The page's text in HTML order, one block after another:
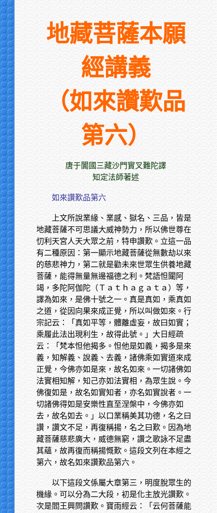
地藏菩薩本願
經講義
（如來讚歎品
第六）
唐于闐國三藏沙門實叉難陀譯
知定法師著述
如來讚歎品第六
上文所說業緣、業感、獄名、三品，皆是
地藏菩薩不可思議大威神勢力，所以佛世尊在
忉利天宮人天大眾之前，特申讚歎。立這一品
有二種原因：第一顯示地藏菩薩從無數劫以來
的慈悲神力，第二就是勸未來世眾生供養地藏
菩薩，能得無量無邊福德之利。梵語怛闥阿
竭，多陀阿伽陀（Ｔａｔｈａｇａｔａ）等，
譯為如來，是佛十號之一。真是真如，乘真如
之道，從因向果來成正覺，所以叫做如來。行
宗記云：「真如平等，體離虛妄，故曰如實；
乘履此法出現利生，故得此號。」大日經疏
云：「梵本怛他揭多。怛他是如義，揭多是來
義，知解義、說義、去義，諸佛乘如實道來成
正覺，今佛亦如是來，故名如來。一切諸佛如
法實相知解，知己亦如法實相，為眾生說。今
佛復如是，故名如實知者，亦名如實說者。一
切諸佛得如是安樂性直至涅槃中，今佛亦如
去，故名如去。」以口業稱美其功德，名之曰
讚，讚文不足，再復稱揚，名之曰歎。因為地
藏菩薩慈悲廣大，威德無窮，讚之歌詠不足盡
其蘊，故再復而稱揚慨歎。這段文列在本經之
第六，故名如來讚歎品第六。
以下這段文係屬大章第三，明度脫眾生的
機緣。可以分為二大段，初是化主放光讚歎。
次是閻王興問讚歎。寶雨經云：「云何菩薩能